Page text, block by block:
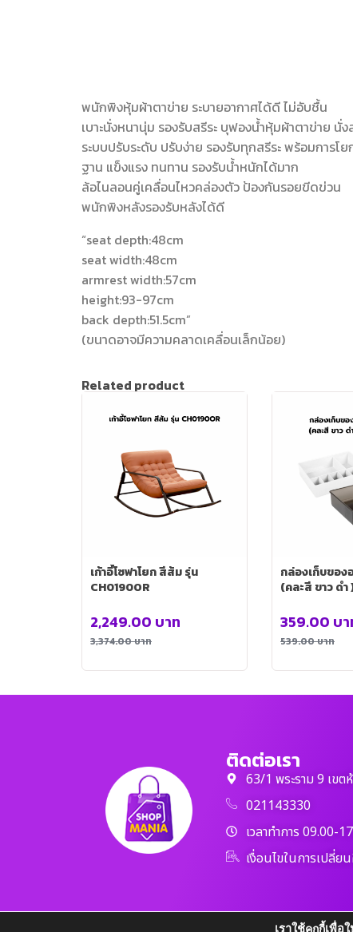
พนักพิงหุ้มผ้าตาข่าย ระบายอากาศได้ดี ไม่อับชื้น
เบาะนั่งหนานุ่ม รองรับสรีระ บุฟองน้ำหุ้มผ้าตาข่าย นั่ง
ระบบปรับระดับ ปรับง่าย รองรับทุกสรีระ พร้อมการโย
ฐาน แข็งแรง ทนทาน รองรับน้ำหนักได้มาก
ล้อไนลอนคู่เคลื่อนไหวคล่องตัว ป้องกันรอยขีดข่วน
พนักพิงหลังรองรับหลังได้ดี
“seat depth:48cm
seat width:48cm
armrest width:57cm
height:93-97cm
back depth:51.5cm”
(ขนาดอาจมีความคลาดเคลื่อนเล็กน้อย)
Related product
เก้าอี้โซฟาโยก สีส้ม รุ่น
CH0190OR
3,374.00บาท
2,249.00 บาท
กล่องเก็บของ
(คละสี ขาว ดำ
539.00บาท
359.00 บ
ติดต่อเรา
63/1 พระราม 9 เขต
021143330
เวลาทำการ 09.00-
เงื่อนไขในการเปลี่
เราใช้ เพื่อ